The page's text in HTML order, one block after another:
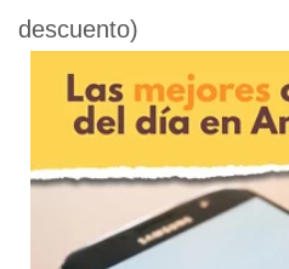
descuento)